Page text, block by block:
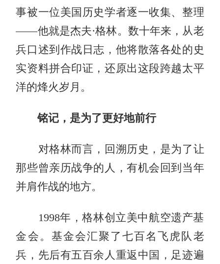
事被一位美国历史学者逐一收集、整理
——他就是杰夫·格林。数十年来，从老
兵口述到作战日志，他将散落各处的史
实资料拼合印证，还原出这段跨越太平
洋的烽火岁月。
铭记，是为了更好地前行
对格林而言，回溯历史，是为了让
那些曾亲历战争的人，有机会回到当年
并肩作战的地方。
1998年，格林创立美中航空遗产基
金会。基金会汇聚了七百名飞虎队老
兵，先后有五百余人重返中国，足迹遍